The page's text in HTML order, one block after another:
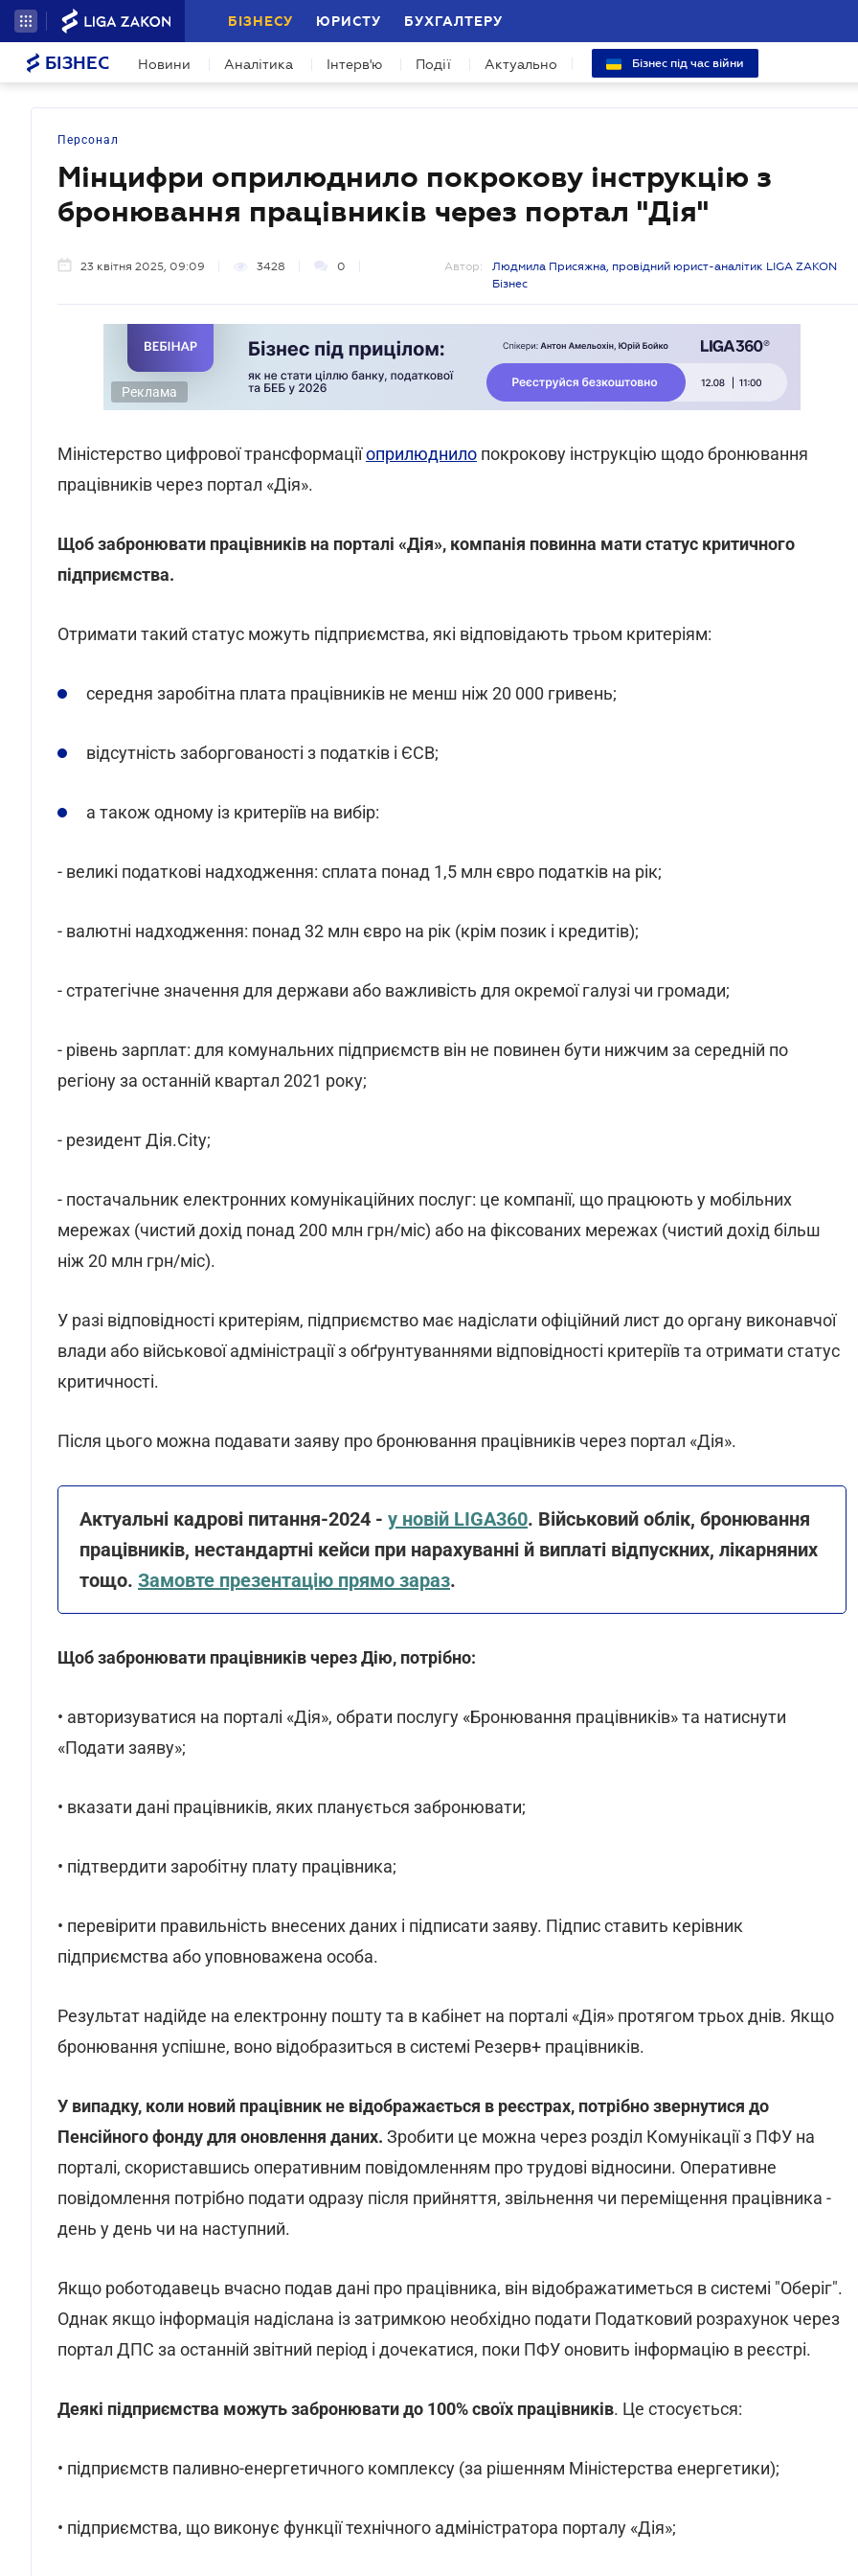
БІЗНЕСУ ЮРИСТУ БУХГАЛТЕРУ
БІЗНЕС Новини Аналітика Інтерв'ю Події Актуально Бізнес під час війни
Персонал
Мінцифри оприлюднило покрокову інструкцію з
бронювання працівників через портал "Дія"
23 квітня 2025, 09:09 3428 0 Автор:
Людмила Присяжна, провідний юрист-аналітик LIGA ZAKON
Бізнес
Реклама
Міністерство цифрової трансформаціїоприлюднило покрокову інструкцію щодо бронювання
працівників через портал «Дія».
Щоб забронювати працівників на порталі «Дія», компанія повинна мати статус критичного
підприємства.
Отримати такий статус можуть підприємства, які відповідають трьом критеріям:
середня заробітна плата працівників не менш ніж 20 000 гривень;
відсутність заборгованості з податків і ЄСВ;
а також одному із критеріїв на вибір:
- великі податкові надходження: сплата понад 1,5 млн євро податків на рік;
- валютні надходження: понад 32 млн євро на рік (крім позик і кредитів);
- стратегічне значення для держави або важливість для окремої галузі чи громади;
- рівень зарплат: для комунальних підприємств він не повинен бути нижчим за середній по
регіону за останній квартал 2021 року;
- резидент Дія.City;
- постачальник електронних комунікаційних послуг: це компанії, що працюють у мобільних
мережах (чистий дохід понад 200 млн грн/міс) або на фіксованих мережах (чистий дохід більш
ніж 20 млн грн/міс).
У разі відповідності критеріям, підприємство має надіслати офіційний лист до органу виконавчої
влади або військової адміністрації з обґрунтуваннями відповідності критеріїв та отримати статус
критичності.
Після цього можна подавати заяву про бронювання працівників через портал «Дія».
Актуальні кадрові питання-2024 - у новій LIGA360. Військовий облік, бронювання
працівників, нестандартні кейси при нарахуванні й виплаті відпускних, лікарняних
тощо. Замовте презентацію прямо зараз.
Щоб забронювати працівників через Дію, потрібно:
• авторизуватися на порталі «Дія», обрати послугу «Бронювання працівників» та натиснути
«Подати заяву»;
• вказати дані працівників, яких планується забронювати;
• підтвердити заробітну плату працівника;
• перевірити правильність внесених даних і підписати заяву. Підпис ставить керівник
підприємства або уповноважена особа.
Результат надійде на електронну пошту та в кабінет на порталі «Дія» протягом трьох днів. Якщо
бронювання успішне, воно відобразиться в системі Резерв+ працівників.
У випадку, коли новий працівник не відображається в реєстрах, потрібно звернутися до
Пенсійного фонду для оновлення даних. Зробити це можна через розділ Комунікації з ПФУ на
порталі, скориставшись оперативним повідомленням про трудові відносини. Оперативне
повідомлення потрібно подати одразу після прийняття, звільнення чи переміщення працівника -
день у день чи на наступний.
Якщо роботодавець вчасно подав дані про працівника, він відображатиметься в системі "Оберіг".
Однак якщо інформація надіслана із затримкою необхідно подати Податковий розрахунок через
портал ДПС за останній звітний період і дочекатися, поки ПФУ оновить інформацію в реєстрі.
Деякі підприємства можуть забронювати до 100% своїх працівників. Це стосується:
• підприємств паливно-енергетичного комплексу (за рішенням Міністерства енергетики);
• підприємства, що виконує функції технічного адміністратора порталу «Дія»;